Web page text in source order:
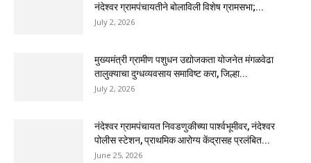
नंदेश्वर ग्रामपंचायतीने बोलाविली विशेष ग्रामसभा;...
July 2, 2026
मुख्यमंत्री ग्रामीण पशुधन उद्योजकता योजनेत मंगळवेढा
तालुक्याचा दुग्धव्यवसाय समाविष्ट करा, जिल्हा...
July 2, 2026
नंदेश्वर ग्रामपंचायत निवडणुकीच्या पार्श्वभूमीवर, नंदेश्वर
पोलीस स्टेशन, प्राथमिक आरोग्य केंद्रासह प्रलंबित...
June 25, 2026